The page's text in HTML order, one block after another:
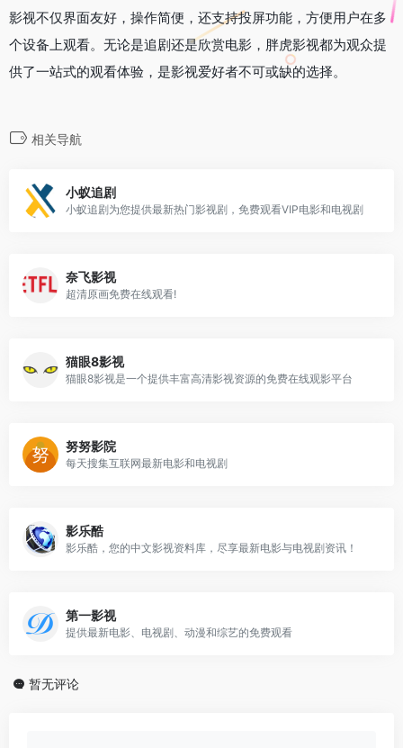
影视不仅界面友好，操作简便，还支持投屏功能，方便用户在多
个设备上观看。无论是追剧还是欣赏电影，胖虎影视都为观众提
供了一站式的观看体验，是影视爱好者不可或缺的选择。
相关导航
小蚁追剧
小蚁追剧为您提供最新热门影视剧，免费观看VIP电影和电视剧
奈飞影视
超清原画免费在线观看!
猫眼8影视
猫眼8影视是一个提供丰富高清影视资源的免费在线观影平台
努努影院
每天搜集互联网最新电影和电视剧
影乐酷
影乐酷，您的中文影视资料库，尽享最新电影与电视剧资讯！
第一影视
提供最新电影、电视剧、动漫和综艺的免费观看
暂无评论